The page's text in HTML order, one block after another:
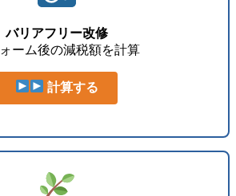
バリアフリー改修
ーム後の減税額を計算
計算する